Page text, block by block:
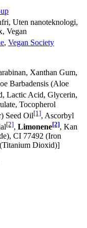
Uten nanoteknologi,
Vegan
, Vegan Society
Xanthan Gum,
Barbadensis (Aloe
Lactic Acid, Glycerin,
Tocopherol
Seed Oil[1], Ascorbyl
[2], Limonene[2], Kan
CI 77492 (Iron
Dioxid)]